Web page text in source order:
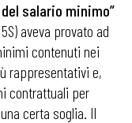
salario minimo”
aveva provato ad
contenuti nei
rappresentativi e,
contrattuali per
certa soglia. Il